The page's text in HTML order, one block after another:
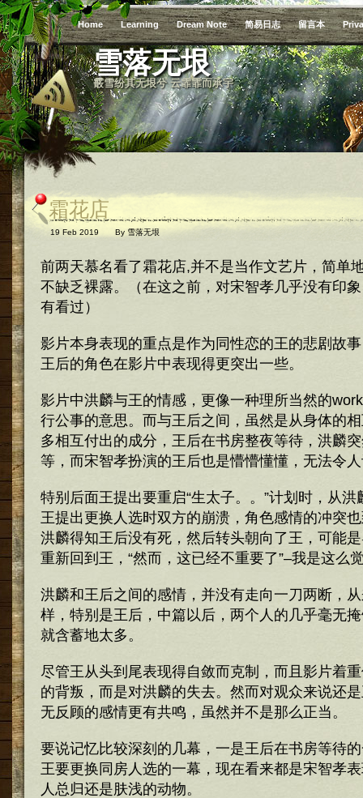
Home Learning Dream Note 简易日志 留言本
雪落无垠
霰雪纷其无垠兮 云霏霏而承宇
霜花店
19 Feb 2019 By 雪落无垠
前两天慕名看了霜花店,并不是当作文艺片，简单
不缺乏裸露。（在这之前，对宋智孝几乎没有印
有看过）
影片本身表现的重点是作为同性恋的王的悲剧故
王后的角色在影片中表现得更突出一些。
影片中洪麟与王的情感，更像一种理所当然的
行公事的意思。而与王后之间，虽然是从身体的
多相互付出的成分，王后在书房整夜等待，洪麟
等，而宋智孝扮演的王后也是懵懵懂懂，无法令
特别后面王提出要重启“生太子。。”计划时，从
王提出更换人选时双方的崩溃，角色感情的冲突
洪麟得知王后没有死，然后转头朝向了王，可能
重新回到王，“然而，这已经不重要了”–我是这么
洪麟和王后之间的感情，并没有走向一刀两断，
样，特别是王后，中篇以后，两个人的几乎毫无
就含蓄地太多。
尽管王从头到尾表现得自敛而克制，而且影片着
的背叛，而是对洪麟的失去。然而对观众来说还
无反顾的感情更有共鸣，虽然并不是那么正当。
要说记忆比较深刻的几幕，一是王后在书房等待
王要更换同房人选的一幕，现在看来都是宋智孝
人总归还是肤浅的动物。